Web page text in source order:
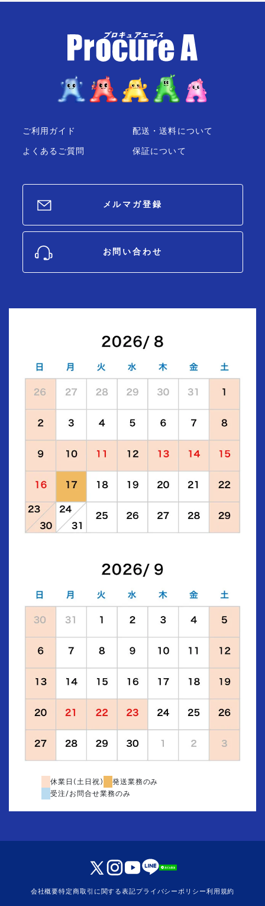
ご利用ガイド
よくあるご質問
配送・送料について
保証について
メルマガ登録
お問い合わせ
休業日(土日祝)
発送業務のみ
受注/お問合せ業務のみ
会社概要特定商取引に関する表記プライバシーポリシー利用規約